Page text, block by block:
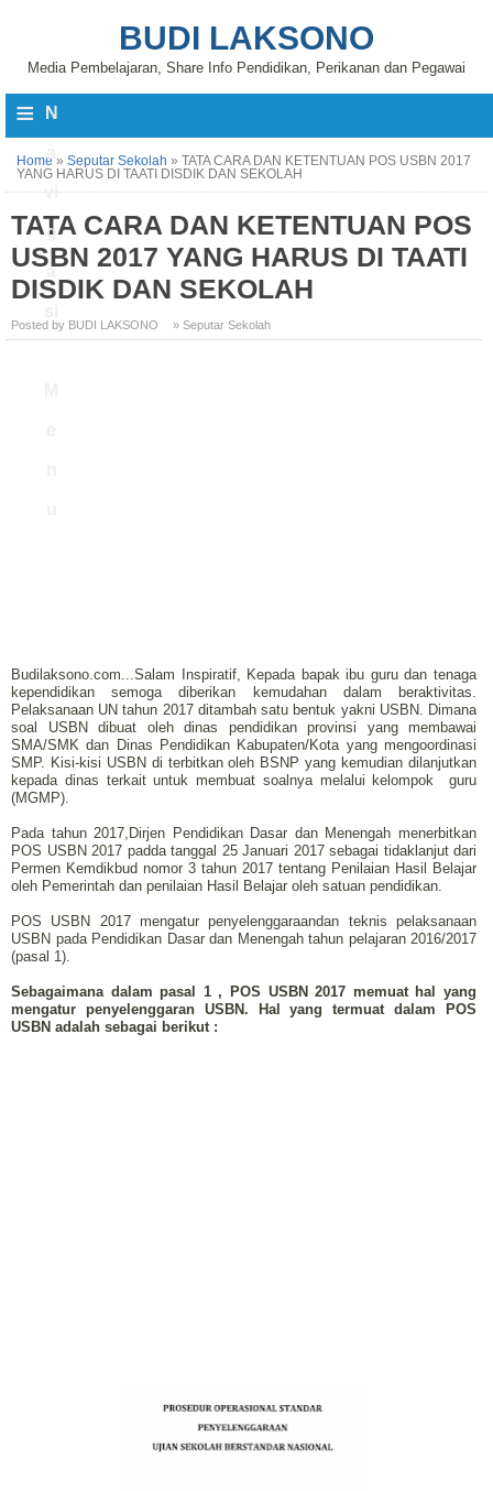
BUDI LAKSONO
Media Pembelajaran, Share Info Pendidikan, Perikanan dan Pegawai
≡ N
vi
g
a
Home » Seputar Sekolah » TATA CARA DAN KETENTUAN POS USBN 2017
YANG HARUS DI TAATI DISDIK DAN SEKOLAH
TATA CARA DAN KETENTUAN POS
USBN 2017 YANG HARUS DI TAATI
DISDIK DAN SEKOLAH
Posted by BUDI LAKSONO » Seputar Sekolah
Budilaksono.com...Salam Inspiratif, Kepada bapak ibu guru dan tenaga
kependidikan semoga diberikan kemudahan dalam beraktivitas.
Pelaksanaan UN tahun 2017 ditambah satu bentuk yakni USBN. Dimana
soal USBN dibuat oleh dinas pendidikan provinsi yang membawai
SMA/SMK dan Dinas Pendidikan Kabupaten/Kota yang mengoordinasi
SMP. Kisi-kisi USBN di terbitkan oleh BSNP yang kemudian dilanjutkan
kepada dinas terkait untuk membuat soalnya melalui kelompok guru
(MGMP).
Pada tahun 2017,Dirjen Pendidikan Dasar dan Menengah menerbitkan
POS USBN 2017 padda tanggal 25 Januari 2017 sebagai tidaklanjut dari
Permen Kemdikbud nomor 3 tahun 2017 tentang Penilaian Hasil Belajar
oleh Pemerintah dan penilaian Hasil Belajar oleh satuan pendidikan.
POS USBN 2017 mengatur penyelenggaraandan teknis pelaksanaan
USBN pada Pendidikan Dasar dan Menengah tahun pelajaran 2016/2017
(pasal 1).
Sebagaimana dalam pasal 1 , POS USBN 2017 memuat hal yang
mengatur penyelenggaran USBN. Hal yang termuat dalam POS
USBN adalah sebagai berikut :